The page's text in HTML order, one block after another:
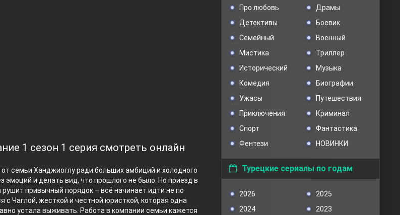
1 сезон 1 серия смотреть онлайн
от семьи Ханджиоглу ради больших амбиций и холодного
эмоций и делать вид, что прошлого не было. Но приезд в
привычный порядок – всё начинает идти не по
с Чаглой, жесткой и честной юристкой, которая одна
устала выживать. Работа в компании семьи кажется
Про любовь
Драмы
Детективы
Боевик
Семейный
Военный
Мистика
Триллер
Исторический
Музыка
Комедия
Биографии
Ужасы
Путешествия
Приключения
Криминал
Спорт
Фантастика
Фентези
НОВИНКИ
Турецкие сериалы по годам
2026
2025
2024
2023